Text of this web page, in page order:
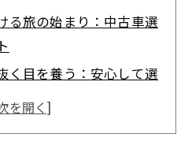
る旅の始まり：中古車選
く目を養う：安心して選